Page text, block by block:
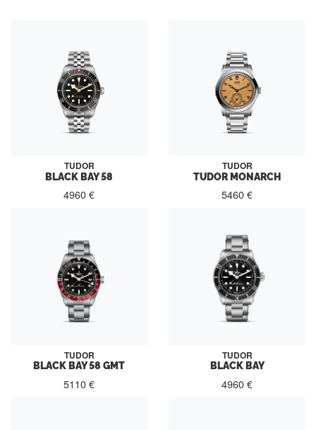
TUDOR
BLACK BAY 58
4960 €
TUDOR
TUDOR MONARCH
5460 €
TUDOR
BLACK BAY 58 GMT
5110 €
TUDOR
BLACK BAY
4960 €